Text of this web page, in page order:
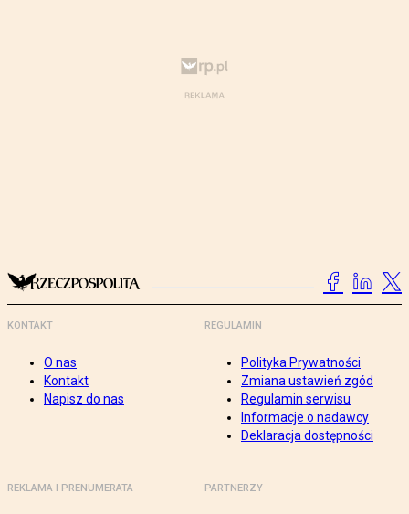
KONTAKT
O nas
Kontakt
Napisz do nas
REGULAMIN
Polityka Prywatności
Zmiana ustawień zgód
Regulamin serwisu
Informacje o nadawcy
Deklaracja dostępności
REKLAMA I PRENUMERATA PARTNERZY